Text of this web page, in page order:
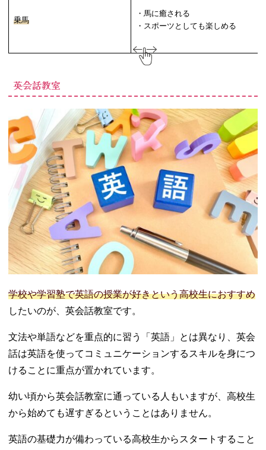
乗馬
・馬に癒される
・スポーツとしても楽しめる
英会話教室
学校や学習塾で英語の授業が好きという高校生におすすめ
したいのが、英会話教室です。
文法や単語などを重点的に習う「英語」とは異なり、英会
話は英語を使ってコミュニケーションするスキルを身につ
けることに重点が置かれています。
幼い頃から英会話教室に通っている人もいますが、高校生
から始めても遅すぎるということはありません。
英語の基礎力が備わっている高校生からスタートすること